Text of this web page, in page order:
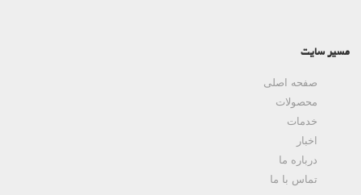
مسیر سایت
صفحه اصلی
محصولات
خدمات
اخبار
درباره ما
تماس با ما